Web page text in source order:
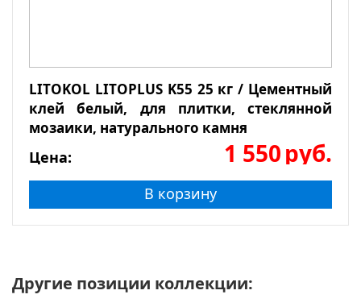
LITOKOL LITOPLUS K55 25 кг / Цементный
клей белый, для плитки, стеклянной
мозаики, натурального камня
Цена: 1 550руб.
В корзину
Другие позиции коллекции: